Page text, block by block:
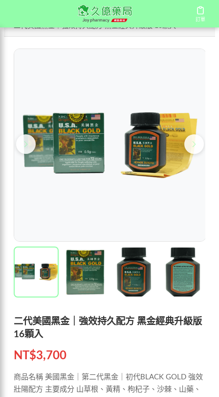
訂單
訂單
二代美國黑金｜強效持久配方 黑金經典升級版 16顆入
二代美國黑金｜強效持久配方 黑金經典升級版
16顆入
NT$3,700
商品名稱 美國黑金｜第二代黑金｜初代BLACK GOLD 強效
壯陽配方 主要成分 山草根、黃精、枸杞子、沙棘、山藥、